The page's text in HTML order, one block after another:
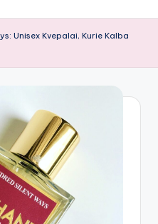
Unisex Kvepalai, Kurie Kalba